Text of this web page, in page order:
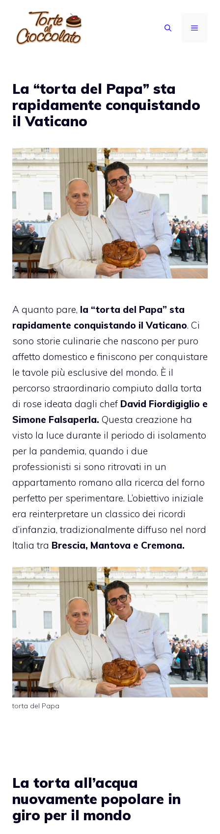
contenuto
MENU
La “torta del Papa” sta
rapidamente conquistando
il Vaticano
A quanto pare, la “torta del Papa” sta
rapidamente conquistando il Vaticano. Ci
sono storie culinarie che nascono per puro
affetto domestico e finiscono per conquistare
le tavole più esclusive del mondo. È il
percorso straordinario compiuto dalla torta
di rose ideata dagli chef David Fiordigiglio e
Simone Falsaperla. Questa creazione ha
visto la luce durante il periodo di isolamento
per la pandemia, quando i due
professionisti si sono ritrovati in un
appartamento romano alla ricerca del forno
perfetto per sperimentare. L’obiettivo iniziale
era reinterpretare un classico dei ricordi
d’infanzia, tradizionalmente diffuso nel nord
Italia tra Brescia, Mantova e Cremona.
torta del Papa
La torta all’acqua
nuovamente popolare in
giro per il mondo